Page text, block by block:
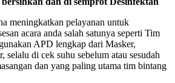
meningkatkan pelayanan untuk
acara anda salah satunya seperti Tim
APD lengkap dari Masker,
selalu di cek suhu sebelum atau sesudah
dan yang paling utama tim bintang